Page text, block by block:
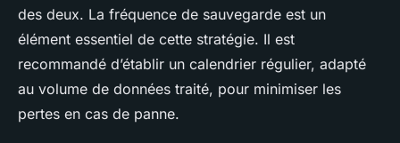
des deux. La fréquence de sauvegarde est un
élément essentiel de cette stratégie. Il est
recommandé d’établir un calendrier régulier, adapté
au volume de données traité, pour minimiser les
pertes en cas de panne.